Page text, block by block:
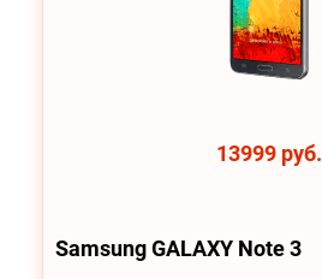
13999 руб.
Samsung GALAXY Note 3